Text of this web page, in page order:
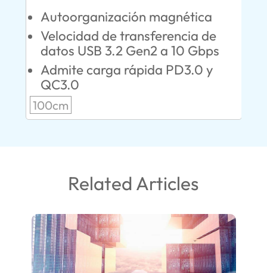
Autoorganización magnética
Velocidad de transferencia de
datos USB 3.2 Gen2 a 10 Gbps
Admite carga rápida PD3.0 y
QC3.0
100cm
Related Articles